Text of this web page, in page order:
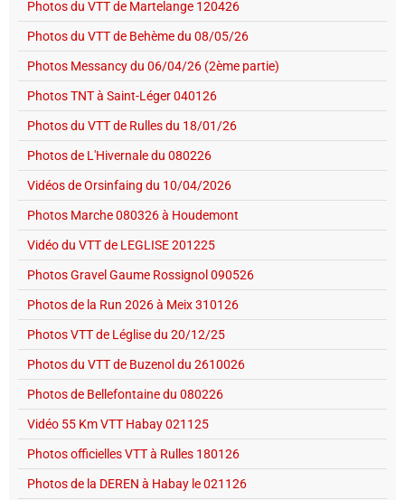
Photos du VTT de Martelange 120426
Photos du VTT de Behème du 08/05/26
Photos Messancy du 06/04/26 (2ème partie)
Photos TNT à Saint-Léger 040126
Photos du VTT de Rulles du 18/01/26
Photos de L'Hivernale du 080226
Vidéos de Orsinfaing du 10/04/2026
Photos Marche 080326 à Houdemont
Vidéo du VTT de LEGLISE 201225
Photos Gravel Gaume Rossignol 090526
Photos de la Run 2026 à Meix 310126
Photos VTT de Léglise du 20/12/25
Photos du VTT de Buzenol du 2610026
Photos de Bellefontaine du 080226
Vidéo 55 Km VTT Habay 021125
Photos officielles VTT à Rulles 180126
Photos de la DEREN à Habay le 021126